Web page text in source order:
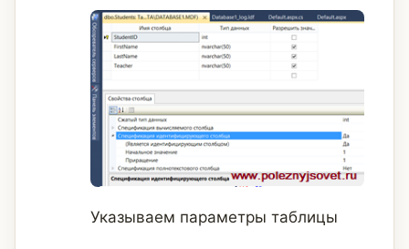
Указываем параметры таблицы